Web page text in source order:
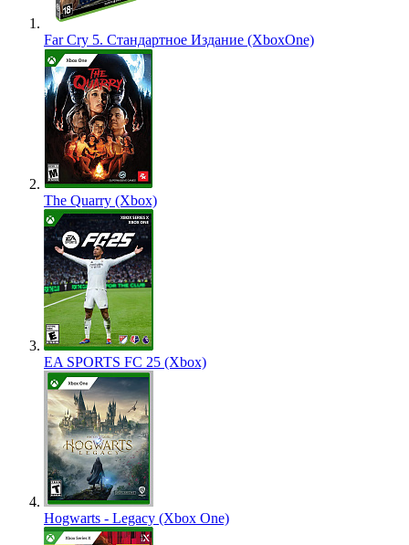
Far Cry 5. Стандартное Издание (XboxOne)
The Quarry (Xbox)
EA SPORTS FC 25 (Xbox)
Hogwarts - Legacy (Xbox One)